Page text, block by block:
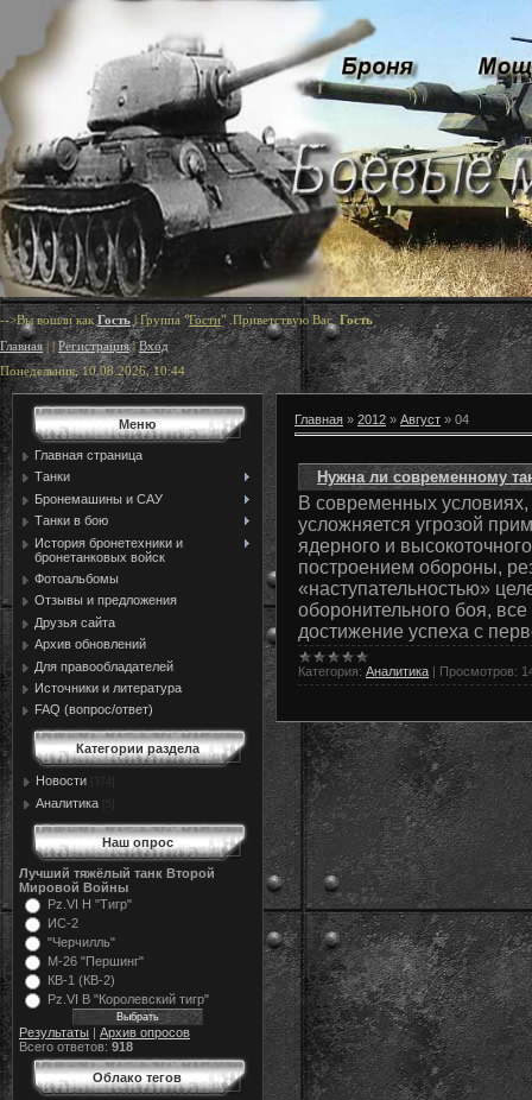
-->Вы вошли как Гость |Группа"Гости".Приветствую Вас Гость
Главная| |Регистрация|Вход
Понедельник, 10.08.2026, 10:44
Меню
Главная страница
Танки
Бронемашины и САУ
Танки в бою
История бронетехники и
бронетанковых войск
Фотоальбомы
Отзывы и предложения
Друзья сайта
Архив обновлений
Для правообладателей
Источники и литература
FAQ (вопрос/ответ)
Категории раздела
Новости
Аналитика
Наш опрос
Лучший тяжёлый танк Второй
Мировой Войны
Pz.VI Н "Тигр"
ИС-2
"Черчилль"
М-26 "Першинг"
КВ-1 (КВ-2)
Pz.VI В "Королевский тигр"
Результаты | Архив опросов
Всего ответов: 918
Облако тегов
Главная » 2012 » Август » 04
Нужна ли современному
В современных
усложняется угрозой
ядерного и
построением обороны,
«наступательностью»
оборонительного боя,
достижение успеха с
Категория: Аналитика Просмотров: